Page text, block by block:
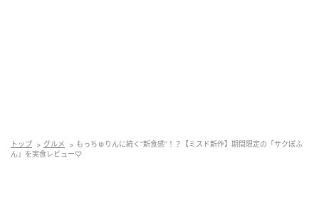
トップ グルメ
もっちゅりんに続く“新食感”！？【ミスド新作】期間限定の「サクぽふ
ん」を実食レビュー♡